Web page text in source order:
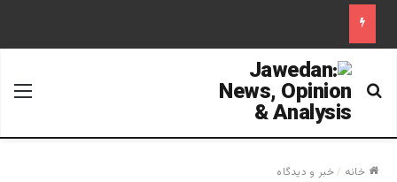
جستجو برای
خانه /خبر و دیدگاه